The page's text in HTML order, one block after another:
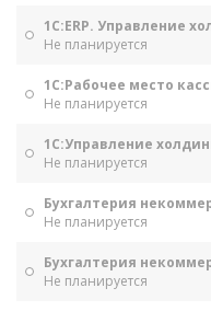
1С:ERP. Управление
Не планируется
1С:Рабочее место
Не планируется
1С:Управление
Не планируется
Бухгалтерия
Не планируется
Бухгалтерия
Не планируется